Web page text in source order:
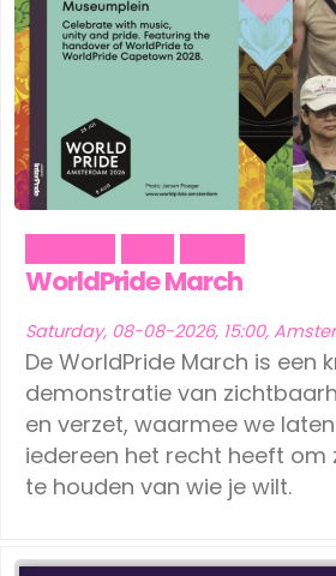
WorldPride March
Saturday, 08-08-2026, 15:00,
De WorldPride March is een
demonstratie van
en verzet, waarmee we
iedereen het recht heeft om
te houden van wie je wilt.